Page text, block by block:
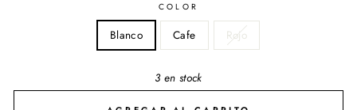
COLOR
Blanco Cafe Rojo
3 en stock